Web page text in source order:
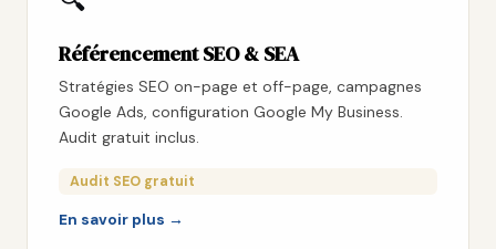
Référencement SEO & SEA
Stratégies SEO on-page et off-page, campagnes
Google Ads, configuration Google My Business.
Audit gratuit inclus.
Audit SEO gratuit
En savoir plus →